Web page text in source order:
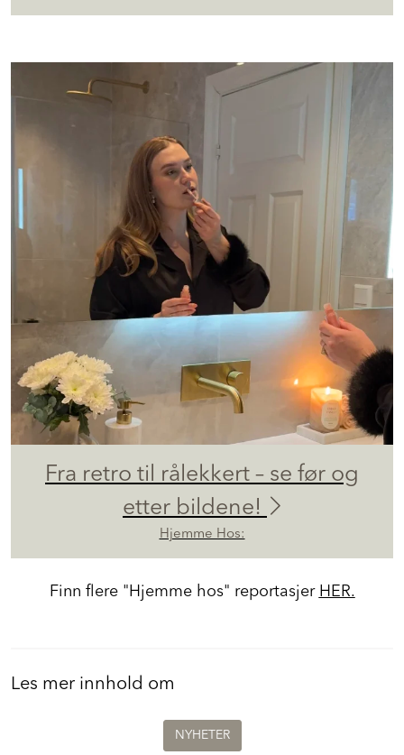
Fra retro til rålekkert – se før og
etter bildene!
Hjemme Hos:
Finn flere "Hjemme hos" reportasjer HER.
Les mer innhold om
NYHETER